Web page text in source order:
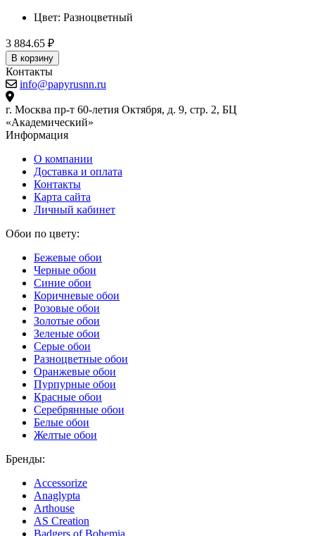
Цвет: Разноцветный
3 884.65 ₽
В корзину
Контакты
info@papyrusnn.ru
г. Москва пр-т 60-летия Октября, д. 9, стр. 2, БЦ
«Академический»
Информация
О компании
Доставка и оплата
Контакты
Карта сайта
Личный кабинет
Обои по цвету:
Бежевые обои
Черные обои
Синие обои
Коричневые обои
Розовые обои
Золотые обои
Зеленые обои
Серые обои
Разноцветные обои
Оранжевые обои
Пурпурные обои
Красные обои
Серебрянные обои
Белые обои
Желтые обои
Бренды:
Accessorize
Anaglypta
Arthouse
AS Creation
Badgers of Bohemia